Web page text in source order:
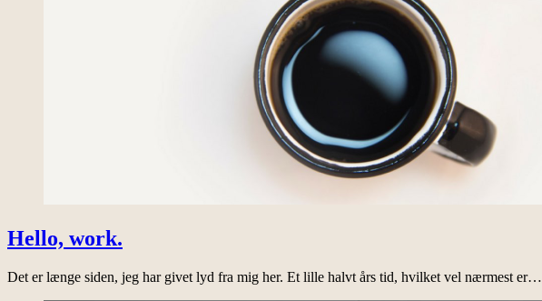
Hello, work.
Det er længe siden, jeg har givet lyd fra mig her. Et lille halvt års tid, hvilket vel nærmest er…